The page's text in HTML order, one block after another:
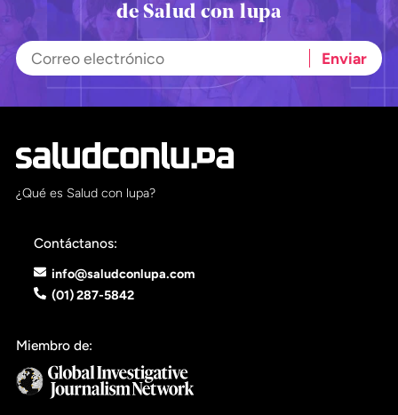
de Salud con lupa
¿Qué es Salud con lupa?
Contáctanos:
info@saludconlupa.com
(01) 287-5842
Miembro de: